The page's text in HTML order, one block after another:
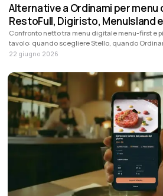
Alternative a Ordinami per menu
RestoFull, Digiristo, MenuIsland
Confronto netto tra menu digitale menu-first e
tavolo: quando scegliere Stello, quando
RestoFull, Digiristo, MenuIsland o Gustario.
22 giugno 2026